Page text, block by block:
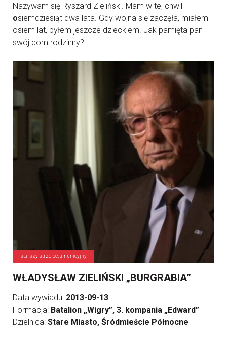
Nazywam się Ryszard Zieliński. Mam w tej chwili
osiemdziesiąt dwa lata. Gdy wojna się zaczęła, miałem
osiem lat, byłem jeszcze dzieckiem. Jak pamięta pan
swój dom rodzinny? ...
starszy strzelec, amunicyjny
WŁADYSŁAW ZIELIŃSKI „BURGRABIA”
Data wywiadu: 2013-09-13
Formacja: Batalion „Wigry”, 3. kompania „Edward”
Dzielnica: Stare Miasto, Śródmieście Północne